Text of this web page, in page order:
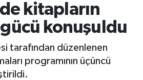
kitapların
konuşuldu
tarafından düzenlenen
programının üçüncü
Durumu ve Fikstür